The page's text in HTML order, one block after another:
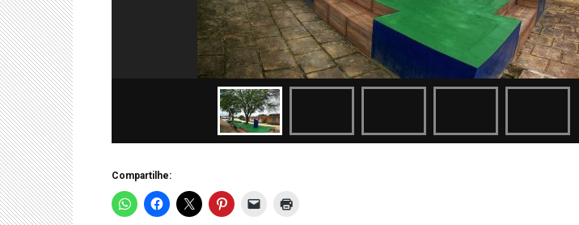
Compartilhe: